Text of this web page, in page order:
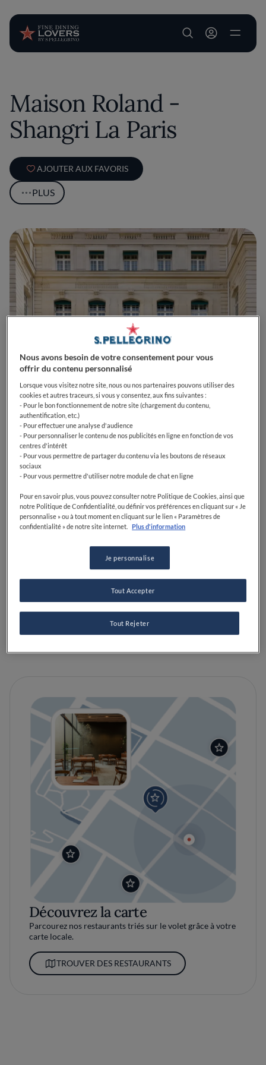
User account
Maison Roland -
Shangri La Paris
AJOUTER AUX FAVORIS
PLUS
0 0 0 0 0
10 Av. d'Iéna75116ParisFrance
VOIR SUR LA CARTE
VISIT WEBSITE
ÉQUIPEMENTS
Découvrez la carte
Parcourez nos restaurants triés sur le volet grâce à votre
carte locale.
TROUVER DES RESTAURANTS
Nous avons besoin de votre consentement pour vous
offrir du contenu personnalisé
Lorsque vous visitez notre site, nous ou nos partenaires pouvons utiliser des
cookies et autres traceurs, si vous y consentez, aux fins suivantes :
- Pour le bon fonctionnement de notre site (chargement du contenu,
authentification, etc.)
- Pour effectuer une analyse d'audience
- Pour personnaliser le contenu de nos publicités en ligne en fonction de vos
centres d'intérêt
- Pour vous permettre de partager du contenu via les boutons de réseaux
sociaux
- Pour vous permettre d'utiliser notre module de chat en ligne
Pour en savoir plus, vous pouvez consulter notre Politique de Cookies, ainsi que
notre Politique de Confidentialité, ou définir vos préférences en cliquant sur « Je
personnalise » ou à tout moment en cliquant sur le lien « Paramètres de
confidentialité » de notre site internet.
Plus d'information
Je personnalise
Tout Rejeter
Tout Accepter